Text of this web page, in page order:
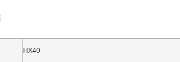
HX40